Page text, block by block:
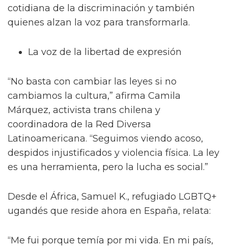
cotidiana de la discriminación y también
quienes alzan la voz para transformarla.
La voz de la libertad de expresión
“No basta con cambiar las leyes si no
cambiamos la cultura,” afirma Camila
Márquez, activista trans chilena y
coordinadora de la Red Diversa
Latinoamericana. “Seguimos viendo acoso,
despidos injustificados y violencia física. La ley
es una herramienta, pero la lucha es social.”
Desde el África, Samuel K., refugiado LGBTQ+
ugandés que reside ahora en España, relata:
“Me fui porque temía por mi vida. En mi país,